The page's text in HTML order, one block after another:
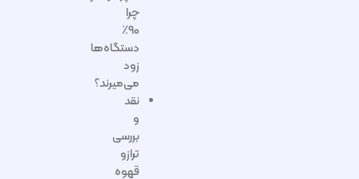
دستگاه‌ها
می‌میرند؟
نقد
بررسی
ترازو
قهوه